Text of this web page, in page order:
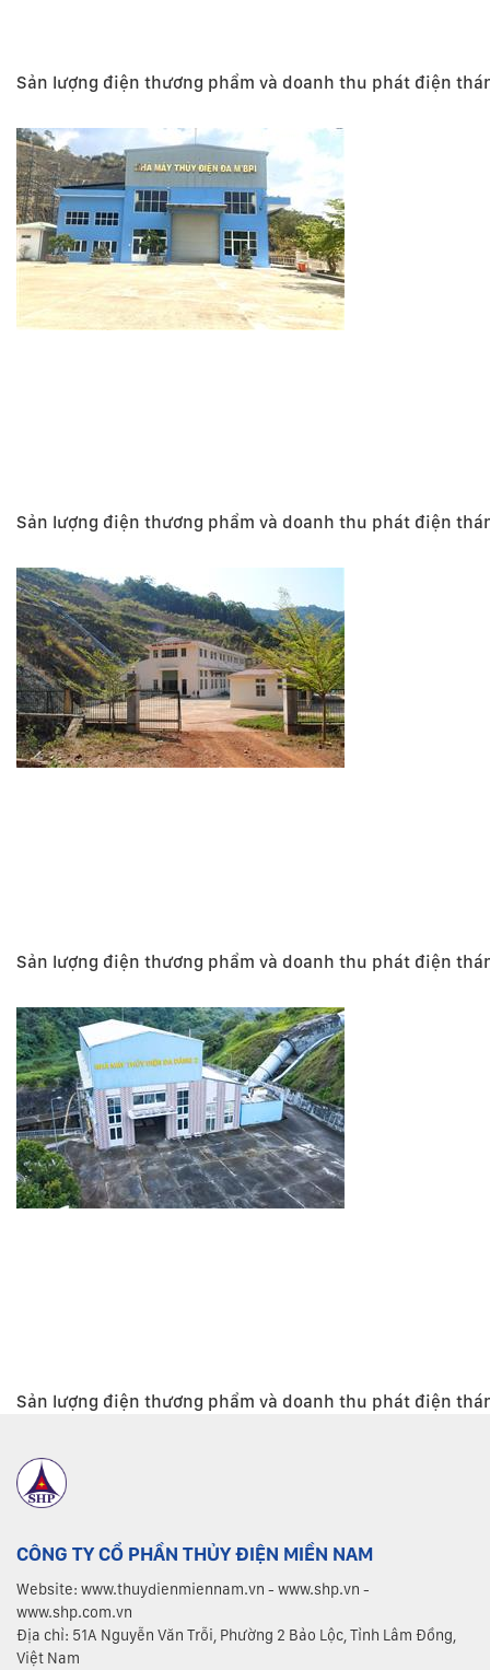
Sản lượng điện thương phẩm và doanh thu phát điện
Sản lượng điện thương phẩm và doanh thu phát điện
Sản lượng điện thương phẩm và doanh thu phát điện
Sản lượng điện thương phẩm và doanh thu phát điện
CÔNG TY CỔ PHẦN THỦY ĐIỆN MIỀN NAM
Website: www.thuydienmiennam.vn - www.shp.vn -
www.shp.com.vn
Địa chỉ: 51A Nguyễn Văn Trỗi, Phường 2 Bảo Lộc, Tỉnh Lâm Đồng,
Việt Nam